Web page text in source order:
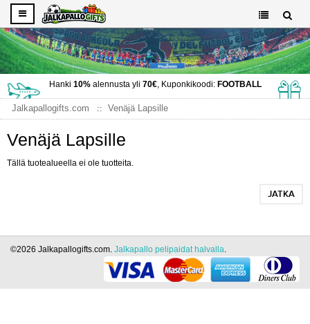
Hanki 10%alennusta yli 70€, Kuponkikoodi: FOOTBALL
Jalkapallogifts.com Venäjä Lapsille
Venäjä Lapsille
Tällä tuotealueella ei ole tuotteita.
JATKA
©2026 Jalkapallogifts.com. Jalkapallo pelipaidat halvalla.